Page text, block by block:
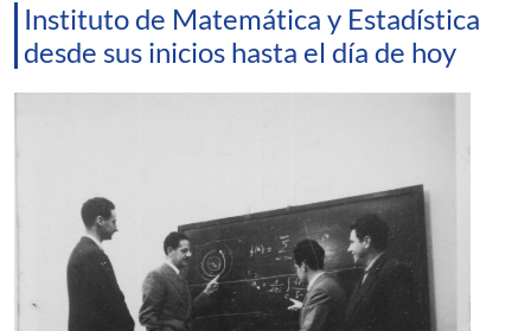
Instituto de Matemática y Estadística
desde sus inicios hasta el día de hoy